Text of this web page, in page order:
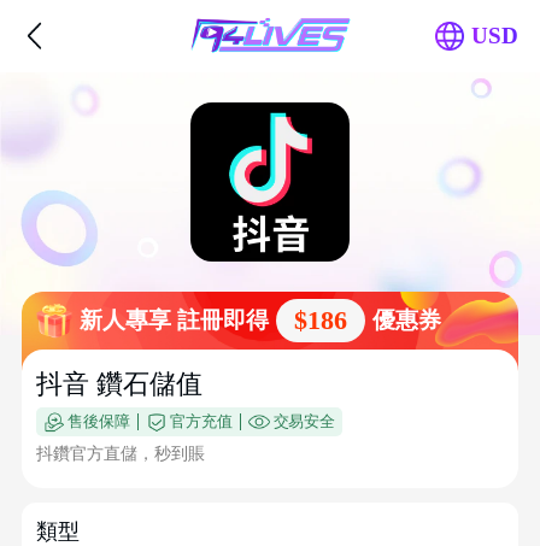
USD
新人專享 註冊即得 $186 優惠券
抖音 鑽石儲值
售後保障 官方充值 交易安全
抖鑽官方直儲，秒到賬
類型